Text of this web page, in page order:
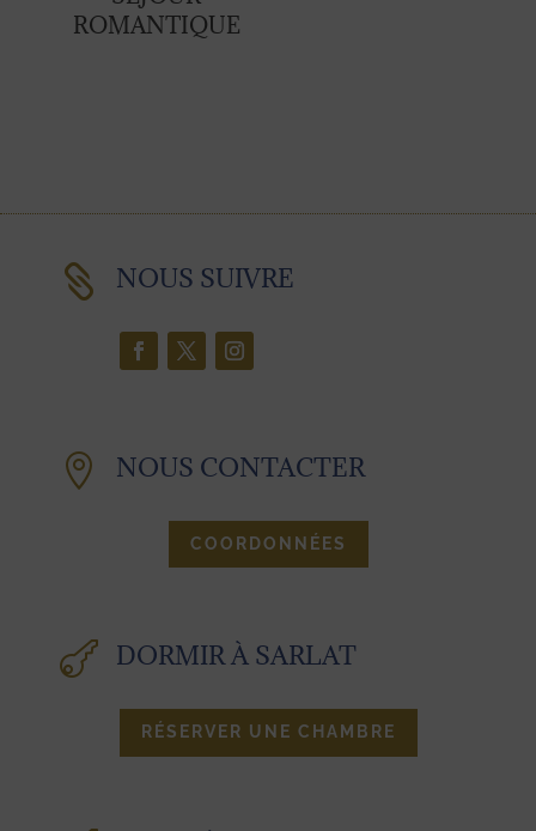
ROMANTIQUE
 NOUS SUIVRE
 NOUS CONTACTER
COORDONNÉES
 DORMIR À SARLAT
RÉSERVER UNE CHAMBRE